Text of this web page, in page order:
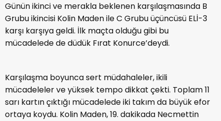
Günün ikinci ve merakla beklenen karşılaşmasında B
Grubu ikincisi Kolin Maden ile C Grubu üçüncüsü ELİ-3
karşı karşıya geldi. İlk maçta olduğu gibi bu
mücadelede de düdük Fırat Konurce’deydi.
Karşılaşma boyunca sert müdahaleler, ikili
mücadeleler ve yüksek tempo dikkat çekti. Toplam 11
sarı kartın çıktığı mücadelede iki takım da büyük efor
ortaya koydu. Kolin Maden, 19. dakikada Necmettin